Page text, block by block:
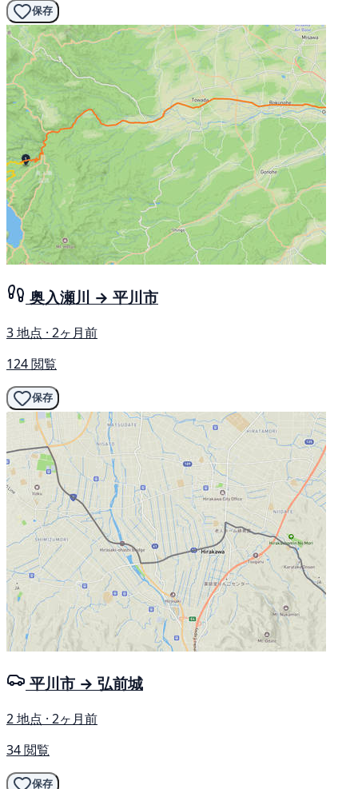
保存
奥入瀬川 → 平川市
3 地点 · 2ヶ月前
124 閲覧
保存
平川市 → 弘前城
2 地点 · 2ヶ月前
34 閲覧
保存